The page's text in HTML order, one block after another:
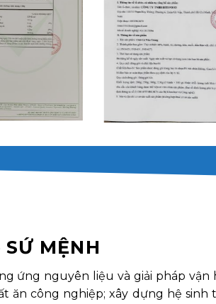
MỆNH
ứng nguyên liệu và giải pháp vận
ăn công nghiệp; xây dựng hệ